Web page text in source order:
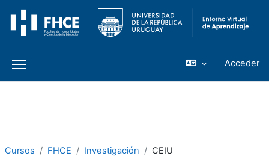
Panel lateral
Acceder
Cursos FHCE Investigación CEIU